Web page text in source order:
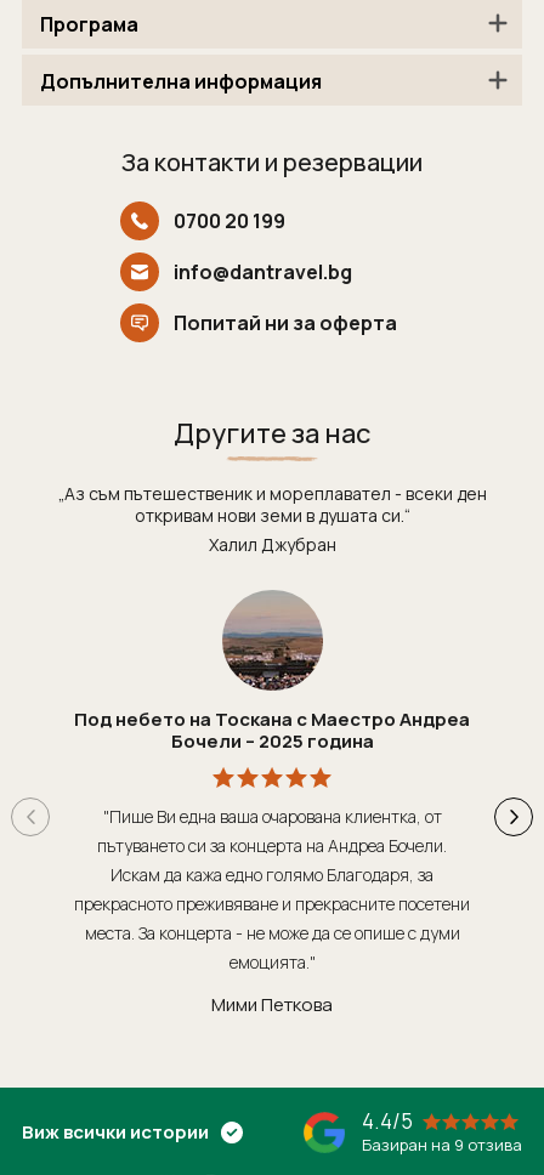
Програма
Допълнителна информация
За контакти и резервации
0700 20 199
info@dantravel.bg
Попитай ни за оферта
Другите за нас
„Аз съм пътешественик и мореплавател - всеки ден
откривам нови земи в душата си.“
Халил Джубран
Под небето на Тоскана с Маестро Андреа
Бочели – 2025 година
"Пише Ви една ваша очарована клиентка, от
пътуването си за концерта на Андреа Бочели.
Искам да кажа едно голямо Благодаря, за
прекрасното преживяване и прекрасните посетени
места. За концерта - не може да се опише с думи
емоцията."
Мими Петкова
Виж всички истории 4.4/5
Базиран на 9 отзива